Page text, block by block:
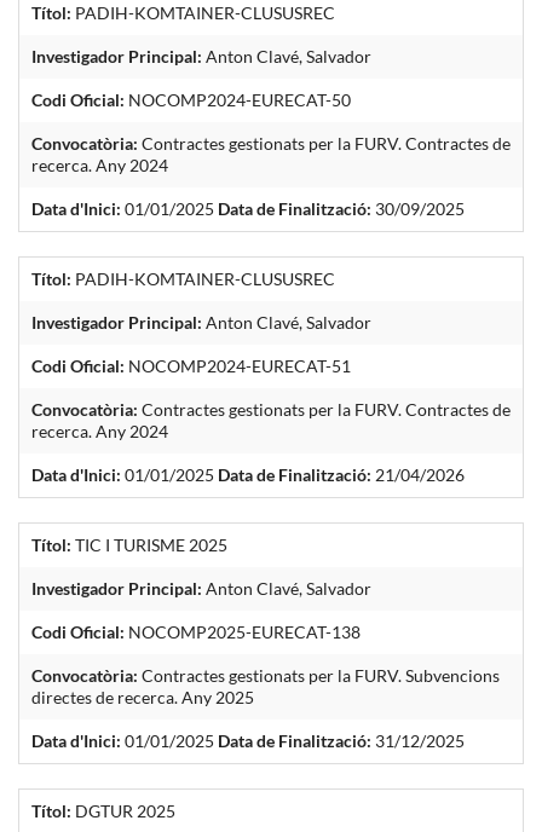
Títol: PADIH-KOMTAINER-CLUSUSREC
Investigador Principal: Anton Clavé, Salvador
Codi Oficial: NOCOMP2024-EURECAT-50
Convocatòria: Contractes gestionats per la FURV. Contractes de
recerca. Any 2024
Data d'Inici: 01/01/2025 Data de Finalització: 30/09/2025
Títol: PADIH-KOMTAINER-CLUSUSREC
Investigador Principal: Anton Clavé, Salvador
Codi Oficial: NOCOMP2024-EURECAT-51
Convocatòria: Contractes gestionats per la FURV. Contractes de
recerca. Any 2024
Data d'Inici: 01/01/2025 Data de Finalització: 21/04/2026
Títol: TIC I TURISME 2025
Investigador Principal: Anton Clavé, Salvador
Codi Oficial: NOCOMP2025-EURECAT-138
Convocatòria: Contractes gestionats per la FURV. Subvencions
directes de recerca. Any 2025
Data d'Inici: 01/01/2025 Data de Finalització: 31/12/2025
Títol: DGTUR 2025